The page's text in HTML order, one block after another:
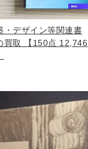
書・東洋医学書
学書・歯科衛生士
ハビリテーション医
らしと健康
ガーデニング ク
容・着物・ファッシ
・デザイン等関連書
買取 【150点 12,746